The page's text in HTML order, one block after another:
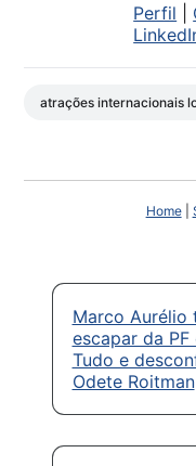
Perfil
atrações internacionais
Home|
Marco Aurélio
escapar da PF
Tudo e
Odete Roitman